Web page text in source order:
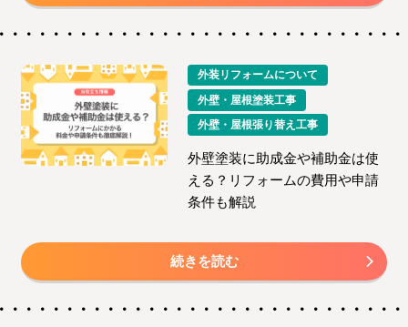
外装リフォームについて
外壁・屋根塗装工事
外壁・屋根張り替え工事
外壁塗装に助成金や補助金は使
える？リフォームの費用や申請
条件も解説
続きを読む